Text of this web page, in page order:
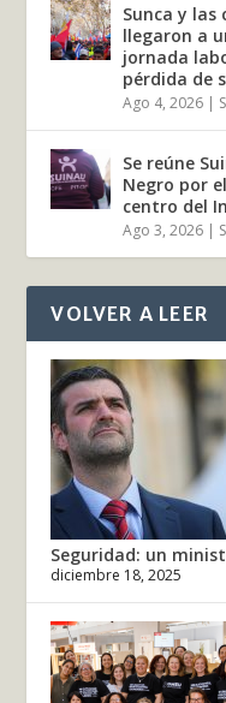
Sunca y las
llegaron a
jornada
pérdida de
Ago 4, 2026 |
Se reúne
Negro por
centro del
Ago 3, 2026 |
VOLVER A LEER
Seguridad: un
diciembre 18, 2025